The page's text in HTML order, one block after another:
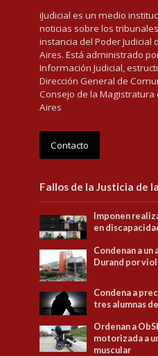
iJudicial es un medio
noticias sobre los
instancia del Poder Judicial
Aires. Está administrado
Información Judicial,
Dirección General de
Consejo de la Magistratura
Aires
Contacto
Fallos de la Justicia de
Imponen
en
Condenan a
Durand por
Condena a
tres alumnas
Ordenan a
motorizada a
muscular